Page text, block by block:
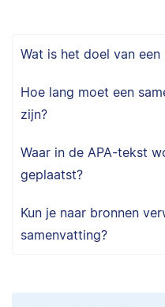
Wat is het doel van een
Hoe lang moet een
zijn?
Waar in de APA-tekst
geplaatst?
Kun je naar bronnen
samenvatting?